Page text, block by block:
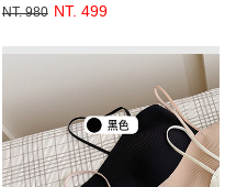
NT. 980 NT. 499